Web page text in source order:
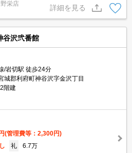
安心の24時間管理。シャワー付き。角
栄店
詳細を見る
谷沢弐番館
/岩切駅 徒歩24分
城郡利府町神谷沢字金沢丁目
2階建
(管理費等：2,300円)
礼
6.7万